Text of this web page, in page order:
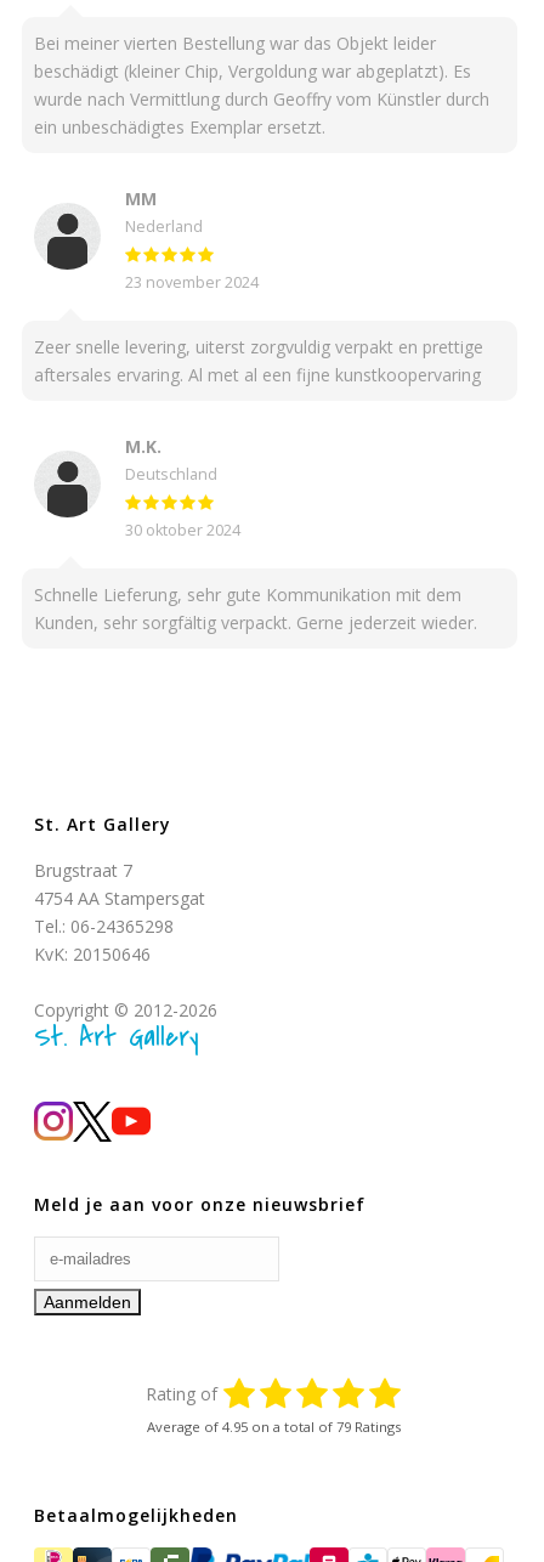
Bei meiner vierten Bestellung war das Objekt leider
beschädigt (kleiner Chip, Vergoldung war abgeplatzt). Es
wurde nach Vermittlung durch Geoffry vom Künstler durch
ein unbeschädigtes Exemplar ersetzt.
MM
Nederland
23 november 2024
Zeer snelle levering, uiterst zorgvuldig verpakt en prettige
aftersales ervaring. Al met al een fijne kunstkoopervaring
M.K.
Deutschland
30 oktober 2024
Schnelle Lieferung, sehr gute Kommunikation mit dem
Kunden, sehr sorgfältig verpackt. Gerne jederzeit wieder.
St. Art Gallery
Brugstraat 7
4754 AA Stampersgat
Tel.: 06-24365298
KvK: 20150646
Copyright © 2012-2026
St. Art Gallery
Meld je aan voor onze nieuwsbrief
Rating of
Average of 4.95 on a total of 79 Ratings
Betaalmogelijkheden